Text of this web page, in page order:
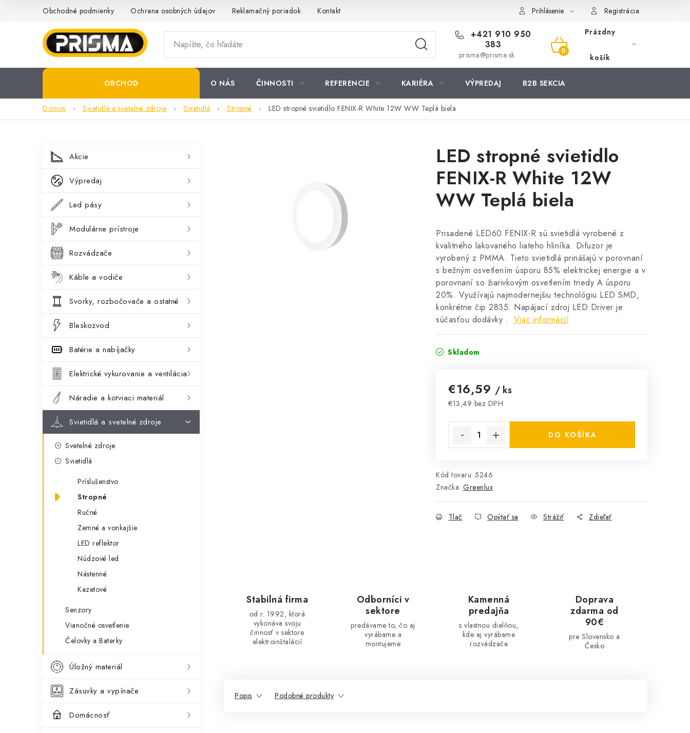
Obchodné podmienky Ochrana osobných údajov Reklamačný poriadok Kontakt Prihlásenie Registrácia
+421 910 950
383
prisma@prisma.sk
NÁKUPNÝ
KOŠÍK
Prázdny
košík
OBCHOD O NÁS ČINNOSTI REFERENCIE KARIÉRA VÝPREDAJ B2B SEKCIA
Domov Svietidlá a svetelné zdroje Svietidlá Stropné LED stropné svietidlo FENIX-R White 12W WW Teplá biela
B
o
č
n
p
a
n
e
Preskočiť
kategórie
K
a
g
ó
i
e
Akcie
Výpredaj
Led pásy
Modulárne prístroje
Rozvádzače
Káble a vodiče
Svorky, rozbočovače a ostatné
Bleskozvod
Batérie a nabíjačky
Elektrické vykurovanie a ventilácia
Náradie a kotviaci materiál
Svietidlá a svetelné zdroje
Svetelné zdroje
Svietidlá
Príslušenstvo
Stropné
Ručné
Zemné a vonkajšie
LED reflektor
Núdzové led
Nástenné
Kazetové
Senzory
Vianočné osvetlenie
Čelovky a Baterky
Úložný materiál
Zásuvky a vypínače
Domácnosť
LED stropné svietidlo
FENIX-R White 12W
WW Teplá biela
Prisadené LED60 FENIX-R sú svietidlá vyrobené z
kvalitného lakovaného liateho hliníka. Difuzor je
vyrobený z PMMA. Tieto svietidlá prinášajú v porovnaní
s bežným osvetlením úsporu 85% elektrickej energie a v
porovnaní so žiarivkovým osvetlením triedy A úsporu
20%. Využívajú najmodernejšiu technológiu LED SMD,
konkrétne čip 2835. Napájací zdroj LED Driver je
súčasťou dodávky . Viac informácií
Skladom
€16,59 / ks
€13,49 bez DPH
DO KOŠÍKA
Kód tovaru: 5246
Značka: Greenlux
Tlač Opýtať sa Strážiť Zdieľať
Stabilná firma
od r. 1992, ktorá
vykonáva svoju
činnosť v sektore
elektroinštalácií
Odborníci v
sektore
predávame to, čo aj
vyrábame a
montujeme
Kamenná
predajňa
s vlastnou dielňou,
kde aj vyrábame
rozvádzače
Doprava
zdarma od
90€
pre Slovensko a
Česko
Popis Podobné produkty